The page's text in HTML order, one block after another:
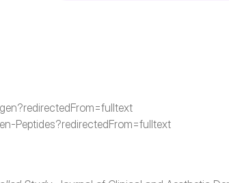
Peptides?redirectedFrom=fulltext